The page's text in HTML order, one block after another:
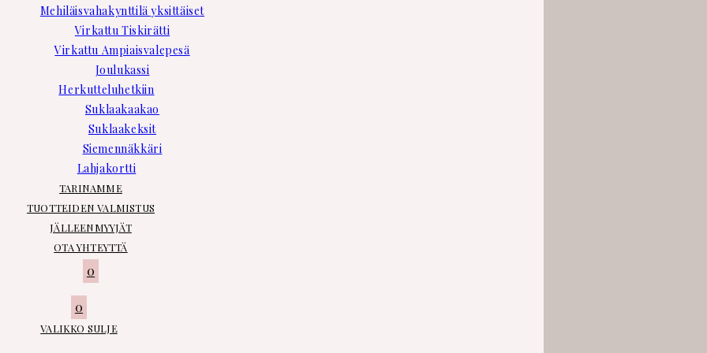
Mehiläisvahakynttilä yksittäiset
Virkattu Tiskirätti
Virkattu Ampiaisvalepesä
Joulukassi
Herkutteluhetkiin
Suklaakaakao
Suklaakeksit
Siemennäkkäri
Lahjakortti
TARINAMME
TUOTTEIDEN VALMISTUS
JÄLLEENMYYJÄT
OTA YHTEYTTÄ
0
0
VALIKKO SULJE